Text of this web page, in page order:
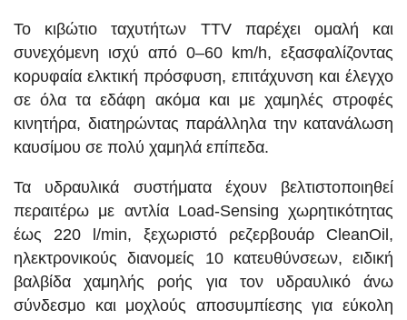
Το κιβώτιο ταχυτήτων TTV παρέχει ομαλή και
συνεχόμενη ισχύ από 0–60 km/h, εξασφαλίζοντας
κορυφαία ελκτική πρόσφυση, επιτάχυνση και έλεγχο
σε όλα τα εδάφη ακόμα και με χαμηλές στροφές
κινητήρα, διατηρώντας παράλληλα την κατανάλωση
καυσίμου σε πολύ χαμηλά επίπεδα.
Τα υδραυλικά συστήματα έχουν βελτιστοποιηθεί
περαιτέρω με αντλία Load-Sensing χωρητικότητας
έως 220 l/min, ξεχωριστό ρεζερβουάρ CleanOil,
ηλεκτρονικούς διανομείς 10 κατευθύνσεων, ειδική
βαλβίδα χαμηλής ροής για τον υδραυλικό άνω
σύνδεσμο και μοχλούς αποσυμπίεσης για εύκολη